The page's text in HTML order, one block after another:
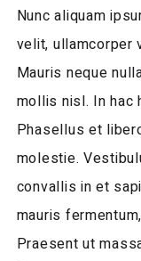
Nunc aliquam
velit, ullamcorper
Mauris neque
mollis nisl. In hac
Phasellus et
molestie.
convallis in et
mauris
Praesent ut